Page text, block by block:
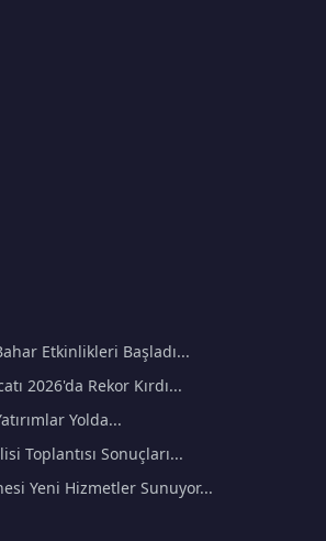
Etkinlikleri Başladı...
2026'da Rekor Kırdı...
Yolda...
Toplantısı Sonuçları...
Yeni Hizmetler Sunuyor...